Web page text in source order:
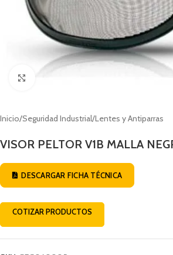
Inicio/Seguridad Industrial/Lentes y Antiparras
VISOR PELTOR V1B MALLA
DESCARGAR FICHA TÉCNICA
COTIZAR PRODUCTOS